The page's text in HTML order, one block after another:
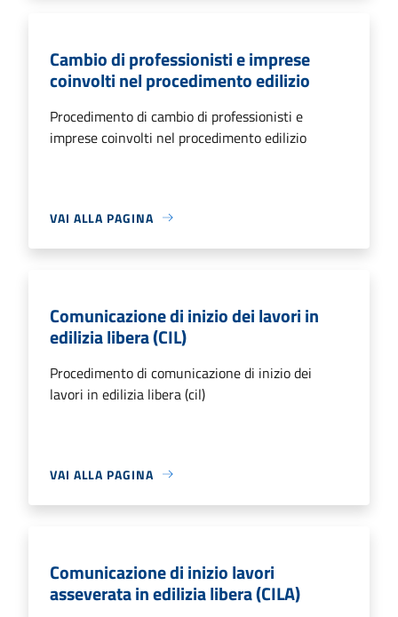
Cambio di professionisti e imprese
coinvolti nel procedimento edilizio
Procedimento di cambio di professionisti e
imprese coinvolti nel procedimento edilizio
VAI ALLA PAGINA
Comunicazione di inizio dei lavori in
edilizia libera (CIL)
Procedimento di comunicazione di inizio dei
lavori in edilizia libera (cil)
VAI ALLA PAGINA
Comunicazione di inizio lavori
asseverata in edilizia libera (CILA)